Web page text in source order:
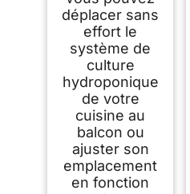
déplacer sans
effort le
système de
culture
hydroponique
de votre
cuisine au
balcon ou
ajuster son
emplacement
en fonction